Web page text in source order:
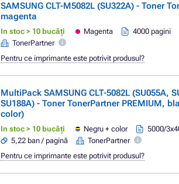
SAMSUNG CLT-M5082L (SU322A) - Toner
magenta
In stoc > 10 bucăți Magenta 4000 pagini
TonerPartner
Pentru ce imprimante este potrivit produsul?
MultiPack SAMSUNG CLT-5082L (SU055A,
SU188A) - Toner TonerPartner PREMIUM,
color)
In stoc > 10 bucăți Negru + color
5000/
5,22 ban / pagină
TonerPartner
Pentru ce imprimante este potrivit produsul?